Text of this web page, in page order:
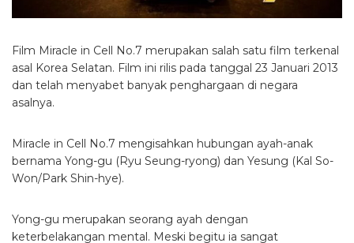
Film Miracle in Cell No.7 merupakan salah satu film terkenal
asal Korea Selatan. Film ini rilis pada tanggal 23 Januari 2013
dan telah menyabet banyak penghargaan di negara
asalnya.
Miracle in Cell No.7 mengisahkan hubungan ayah-anak
bernama Yong-gu (Ryu Seung-ryong) dan Yesung (Kal So-
Won/Park Shin-hye).
Yong-gu merupakan seorang ayah dengan
keterbelakangan mental. Meski begitu ia sangat